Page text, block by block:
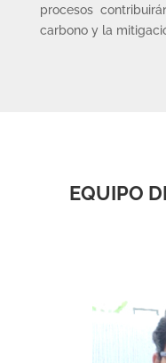
procesos
carbono y la
EQUIPO